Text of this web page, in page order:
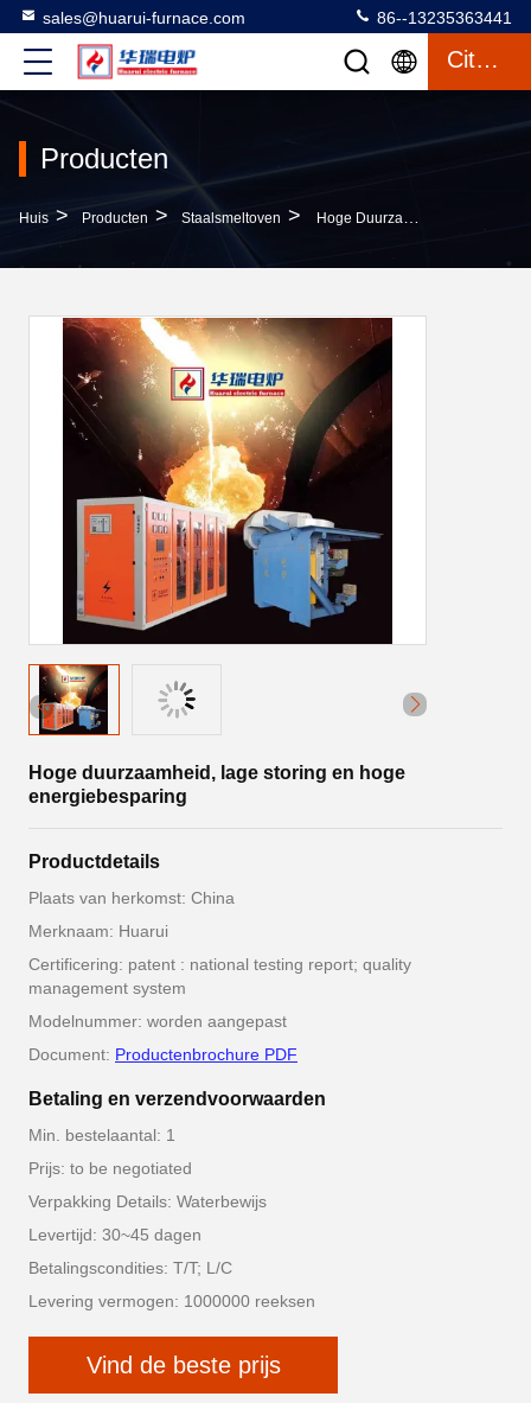
sales@huarui-furnace.com 86--13235363441
Citaat
Producten
Huis > Producten > Staalsmeltoven > Hoge Duurzaamheid, Lage Storing En Hoge Energiebesparing
Hoge duurzaamheid, lage storing en hoge
energiebesparing
Productdetails
Plaats van herkomst: China
Merknaam: Huarui
Certificering: patent : national testing report; quality
management system
Modelnummer: worden aangepast
Document: Productenbrochure PDF
Betaling en verzendvoorwaarden
Min. bestelaantal: 1
Prijs: to be negotiated
Verpakking Details: Waterbewijs
Levertijd: 30~45 dagen
Betalingscondities: T/T; L/C
Levering vermogen: 1000000 reeksen
Vind de beste prijs